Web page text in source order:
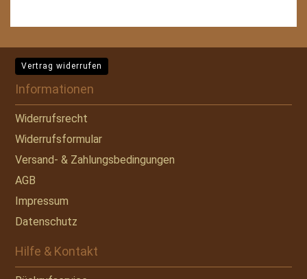
Vertrag widerrufen
Informationen
Widerrufsrecht
Widerrufsformular
Versand- & Zahlungsbedingungen
AGB
Impressum
Datenschutz
Hilfe & Kontakt